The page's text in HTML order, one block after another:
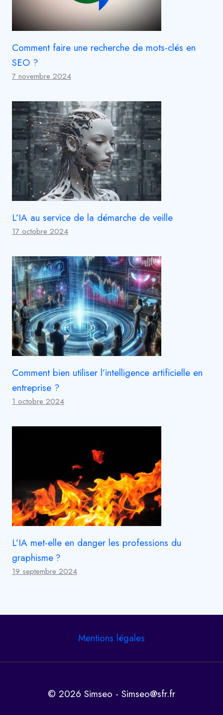
Comment faire une recherche de mots-clés en
SEO ?
7 novembre 2024
L’IA au service de la démarche de veille
17 octobre 2024
Comment bien utiliser l’intelligence artificielle en
entreprise ?
1 octobre 2024
L’IA met-elle en danger les professions du
graphisme ?
19 septembre 2024
Mentions légales
© 2026 Simseo - Simseo@sfr.fr